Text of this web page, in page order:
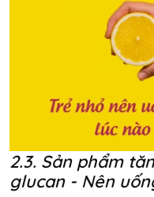
2.3. Sản phẩm
glucan - Nên